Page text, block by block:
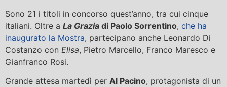
Sono 21 i titoli in concorso quest’anno, tra cui cinque
italiani. Oltre a La Grazia di Paolo Sorrentino, che ha
inaugurato la Mostra, partecipano anche Leonardo Di
Costanzo con Elisa, Pietro Marcello, Franco Maresco e
Gianfranco Rosi.
Grande attesa martedì per Al Pacino, protagonista di un